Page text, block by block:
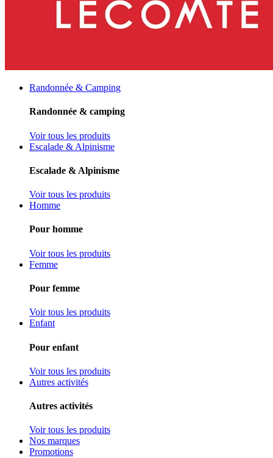
Randonnée & Camping
Randonnée & camping
Voir tous les produits
Escalade & Alpinisme
Escalade & Alpinisme
Voir tous les produits
Homme
Pour homme
Voir tous les produits
Femme
Pour femme
Voir tous les produits
Enfant
Pour enfant
Voir tous les produits
Autres activités
Autres activités
Voir tous les produits
Nos marques
Promotions